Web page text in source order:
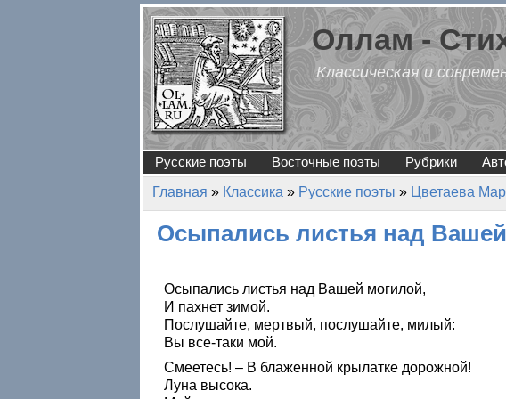
Перейти к основному содержанию
Оллам -
Классическая и
Русские поэты Восточные поэты Рубрики
Вы здесь
Главная » Классика » Русские поэты » Цветаева
Осыпались листья над
Осыпались листья над Вашей могилой,
И пахнет зимой.
Послушайте, мертвый, послушайте, милый:
Вы все-таки мой.
Смеетесь! – В блаженной крылатке дорожной!
Луна высока.